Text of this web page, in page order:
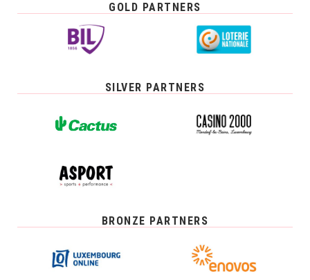
GOLD PARTNERS
SILVER PARTNERS
BRONZE PARTNERS